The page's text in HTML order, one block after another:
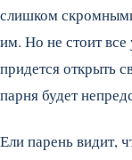
слишком
им. Но не стоит
придется открыть
парня будет
Ели парень видит,